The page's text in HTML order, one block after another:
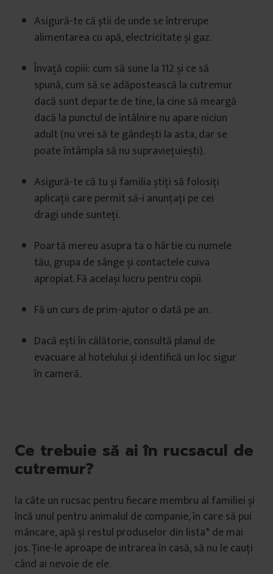
Asigură-te că știi de unde se întrerupe
alimentarea cu apă, electricitate și gaz.
Învață copiii: cum să sune la 112 și ce să
spună, cum să se adăpostească la cutremur
dacă sunt departe de tine, la cine să meargă
dacă la punctul de întâlnire nu apare niciun
adult (nu vrei să te gândești la asta, dar se
poate întâmpla să nu supraviețuiești).
Asigură-te că tu și familia știți să folosiți
aplicații care permit să-i anunțați pe cei
dragi unde sunteți.
Poartă mereu asupra ta o hârtie cu numele
tău, grupa de sânge și contactele cuiva
apropiat. Fă același lucru pentru copii.
Fă un curs de prim-ajutor o dată pe an.
Dacă ești în călătorie, consultă planul de
evacuare al hotelului și identifică un loc sigur
în cameră.
Ce trebuie să ai în rucsacul de
cutremur?
Ia câte un rucsac pentru fiecare membru al familiei și
încă unul pentru animalul de companie, în care să pui
mâncare, apă și restul produselor din lista* de mai
jos. Ține-le aproape de intrarea în casă, să nu le cauți
când ai nevoie de ele.